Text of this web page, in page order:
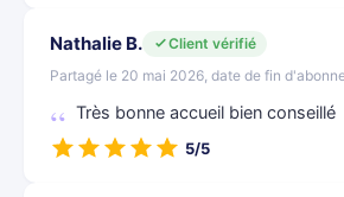
Nathalie B.
Client vérifié
Partagé le 20 mai 2026, date de fin
Très bonne accueil bien conseillé
5/5